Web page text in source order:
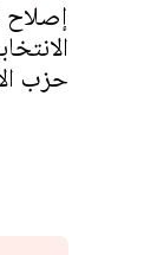
إصلاح
حزب